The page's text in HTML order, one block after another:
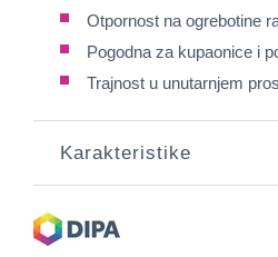
Otpornost na ogrebotine
Pogodna za kupaonice i
Trajnost u unutarnjem
Karakteristike